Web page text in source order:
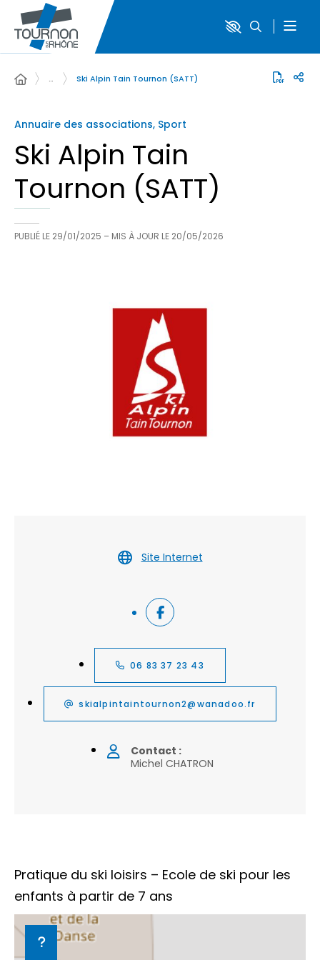
… Ski Alpin Tain Tournon (SATT)
Annuaire des associations, Sport
Ski Alpin Tain
Tournon (SATT)
PUBLIÉ LE 29/01/2025 – MIS À JOUR LE 20/05/2026
Site Internet
06 83 37 23 43
skialpintaintournon2@wanadoo.fr
Contact :
Michel CHATRON
Pratique du ski loisirs – Ecole de ski pour les
enfants à partir de 7 ans